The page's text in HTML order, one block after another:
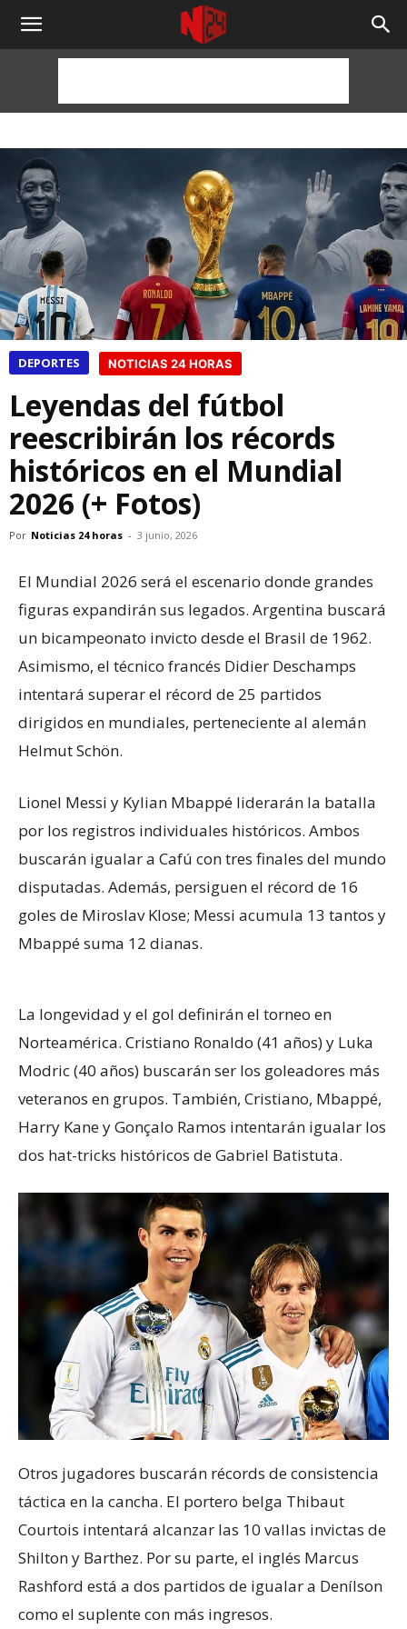
NOTICIAS
HORAS
DEPORTES NOTICIAS 24 HORAS
Leyendas del fútbol
reescribirán los récords
históricos en el Mundial
2026 (+ Fotos)
Por Noticias 24 horas - 3 junio, 2026
El Mundial 2026 será el escenario donde grandes
figuras expandirán sus legados. Argentina buscará
un bicampeonato invicto desde el Brasil de 1962.
Asimismo, el técnico francés Didier Deschamps
intentará superar el récord de 25 partidos
dirigidos en mundiales, perteneciente al alemán
Helmut Schön.
Lionel Messi y Kylian Mbappé liderarán la batalla
por los registros individuales históricos. Ambos
buscarán igualar a Cafú con tres finales del mundo
disputadas. Además, persiguen el récord de 16
goles de Miroslav Klose; Messi acumula 13 tantos y
Mbappé suma 12 dianas.
La longevidad y el gol definirán el torneo en
Norteamérica. Cristiano Ronaldo (41 años) y Luka
Modric (40 años) buscarán ser los goleadores más
veteranos en grupos. También, Cristiano, Mbappé,
Harry Kane y Gonçalo Ramos intentarán igualar los
dos hat-tricks históricos de Gabriel Batistuta.
Otros jugadores buscarán récords de consistencia
táctica en la cancha. El portero belga Thibaut
Courtois intentará alcanzar las 10 vallas invictas de
Shilton y Barthez. Por su parte, el inglés Marcus
Rashford está a dos partidos de igualar a Denílson
como el suplente con más ingresos.